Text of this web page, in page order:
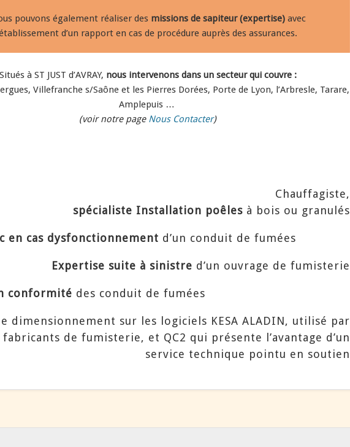
pouvons également réaliser des missions de sapiteur (expertise)avec
d’un rapport en cas de procédure auprès des assurances.
Situés à ST JUST d’AVRAY, nous intervenons dans un secteur qui couvre :
Villefranche s/Saône et les Pierres Dorées, Porte de Lyon, l’Arbresle, Tarare,
Amplepuis …
(voir notre page Nous Contacter)
Chauffagiste,
spécialiste Installation poêles à bois ou granulés
en cas dysfonctionnement d’un conduit de fumées
Expertise suite à sinistre d’un ouvrage de fumisterie
conformité des conduit de fumées
dimensionnement sur les logiciels KESA ALADIN, utilisé par
fabricants de fumisterie, et QC2 qui présente l’avantage d’un
service technique pointu en soutien